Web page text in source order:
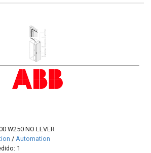
W250 NO LEVER
/ Automation
1